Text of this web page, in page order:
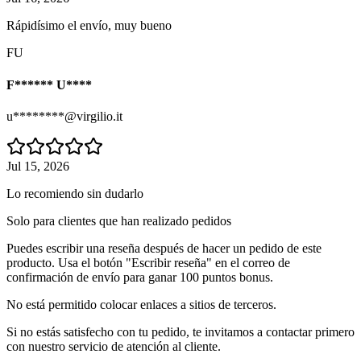
Rápidísimo el envío, muy bueno
FU
F****** U****
u********@virgilio.it
Jul 15, 2026
Lo recomiendo sin dudarlo
Solo para clientes que han realizado pedidos
Puedes escribir una reseña después de hacer un pedido de este
producto. Usa el botón "Escribir reseña" en el correo de
confirmación de envío para ganar 100 puntos bonus.
No está permitido colocar enlaces a sitios de terceros.
Si no estás satisfecho con tu pedido, te invitamos a contactar primero
con nuestro servicio de atención al cliente.